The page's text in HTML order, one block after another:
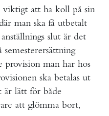
viktigt att ha koll på sin
man ska få utbetalt
slut är det
provision man har hos
ska betalas ut
är lätt för både
att glömma bort,